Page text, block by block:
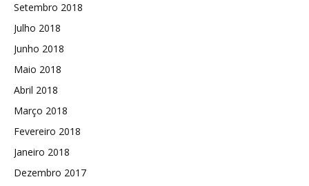
Setembro 2018
Julho 2018
Junho 2018
Maio 2018
Abril 2018
Março 2018
Fevereiro 2018
Janeiro 2018
Dezembro 2017